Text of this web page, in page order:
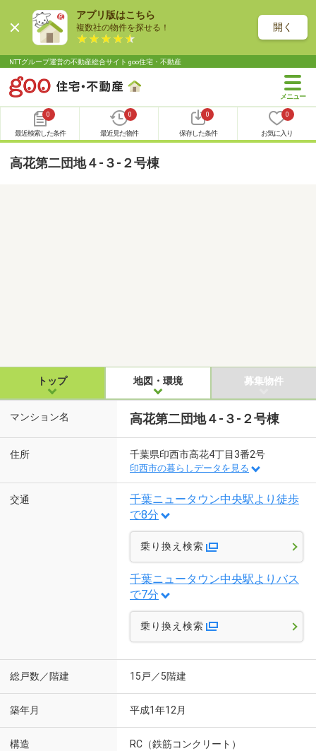
アプリ版はこちら
複数社の物件を探せる！ 開く
NTTグループ運営の不動産総合サイト goo住宅・不動産
0
最近検索した条件
0
最近見た物件
0
保存した条件
0
お気に入り
高花第二団地４-３-２号棟
トップ 地図・環境 募集物件
マンション名 高花第二団地４-３-２号棟
住所 千葉県印西市高花4丁目3番2号
印西市の暮らしデータを見る
交通
千葉ニュータウン中央駅より徒歩
で8分
乗り換え検索
千葉ニュータウン中央駅よりバス
で7分
乗り換え検索
総戸数／階建 15戸／5階建
築年月 平成1年12月
構造 RC（鉄筋コンクリート）